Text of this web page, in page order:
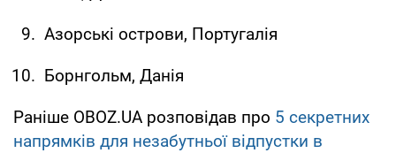
Азорські острови, Португалія
Борнгольм, Данія
Раніше OBOZ.UA розповідав про 5 секретних
напрямків для незабутньої відпустки в